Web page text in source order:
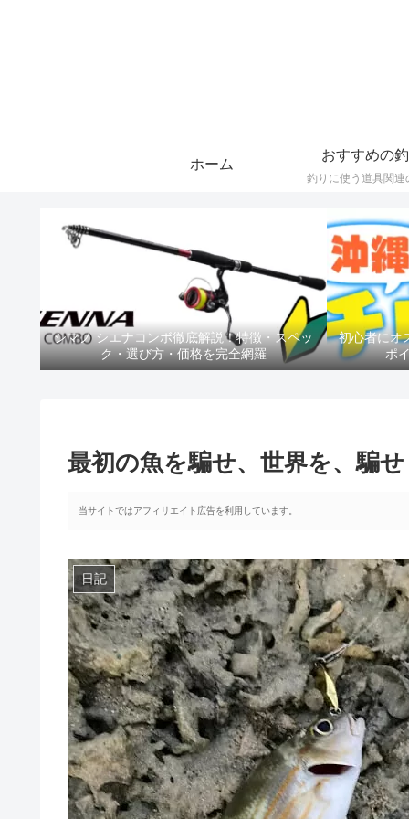
ホーム
おすすめの
釣りに使う道具関連
シマノ シエナコンボ徹底解説！特徴・スペッ
ク・選び方・価格を完全網羅
初心者にオ
ポ
最初の魚を騙せ、世界を、騙せ
当サイトではアフィリエイト広告を利用しています。
日記